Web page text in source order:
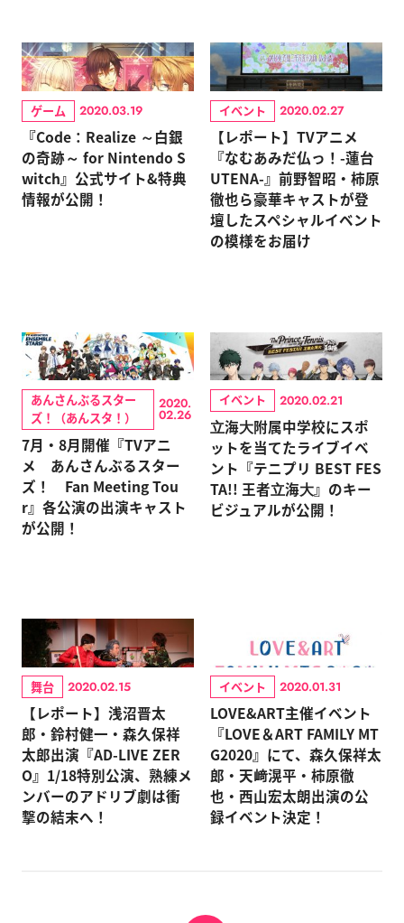
ゲーム 2020.03.19
『Code：Realize ～白銀
の奇跡～ for Nintendo S
witch』公式サイト&特典
情報が公開！
イベント 2020.02.27
【レポート】TVアニメ
『なむあみだ仏っ！-蓮台
UTENA-』前野智昭・柿原
徹也ら豪華キャストが登
壇したスペシャルイベント
の模様をお届け
あんさんぶるスター
ズ！（あんスタ！）
2020.
02.26
7月・8月開催『TVアニ
メ あんさんぶるスター
ズ！ Fan Meeting Tou
r』各公演の出演キャスト
が公開！
イベント 2020.02.21
⽴海⼤附属中学校にスポ
ットを当てたライブイベ
ント『テニプリ BEST FES
TA!! 王者⽴海⼤』のキー
ビジュアルが公開！
舞台 2020.02.15
【レポート】浅沼晋太
郎・鈴村健一・森久保祥
太郎出演『AD-LIVE ZER
O』1/18特別公演、熟練メ
ンバーのアドリブ劇は衝
撃の結末へ！
イベント 2020.01.31
LOVE&ART主催イベント
『LOVE＆ART FAMILY MT
G2020』にて、森久保祥太
郎・天﨑滉平・柿原徹
也・西山宏太朗出演の公
録イベント決定！